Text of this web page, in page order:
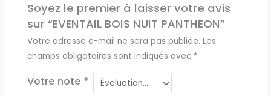
Soyez le premier à laisser votre avis
sur “EVENTAIL BOIS NUIT PANTHEON”
Votre adresse e-mail ne sera pas publiée. Les
champs obligatoires sont indiqués avec *
Votre note *